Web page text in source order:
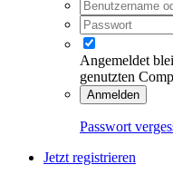
Angemeldet
genutzten
Anmelden
Passwort
Jetzt registrieren